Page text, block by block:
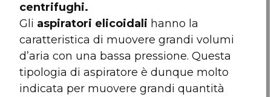
centrifughi.
Gli aspiratori elicoidali hanno la
caratteristica di muovere grandi volumi
d’aria con una bassa pressione. Questa
tipologia di aspiratore è dunque molto
indicata per muovere grandi quantità